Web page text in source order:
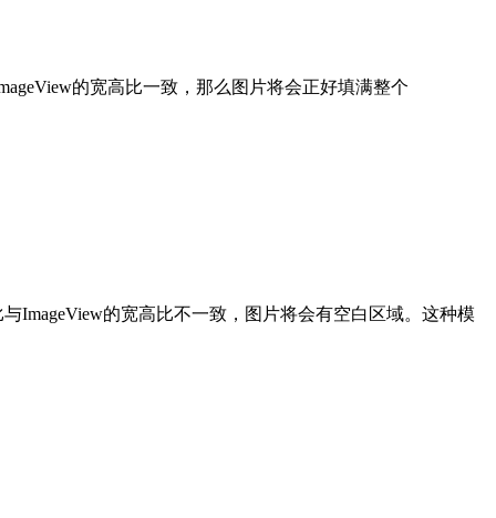
的宽高比一致，那么图片将会正好填满整个
ImageView的宽高比不一致，图片将会有空白区域。这种模